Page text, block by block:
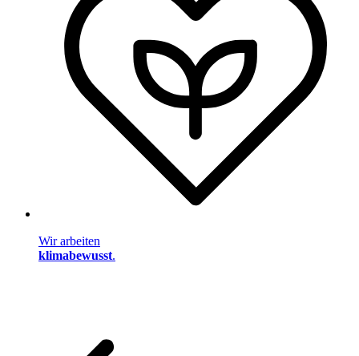
Wir arbeiten
klimabewusst.